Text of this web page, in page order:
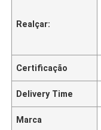
Realçar:
Certificação
Delivery Time
Marca